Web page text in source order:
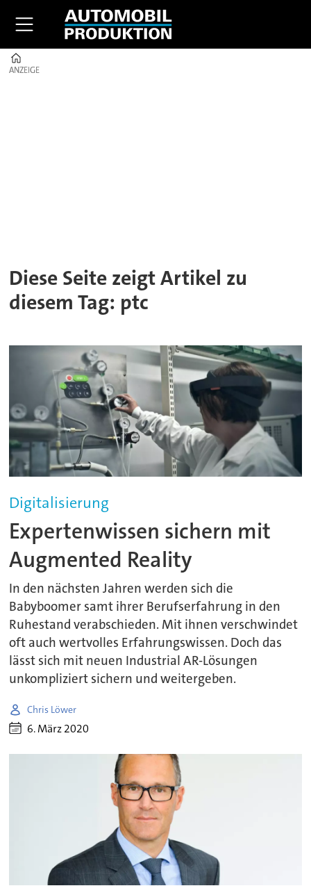
ANZEIGE
ANZEIGE
Diese Seite zeigt Artikel zu
diesem Tag: ptc
Digitalisierung
Expertenwissen sichern mit
Augmented Reality
In den nächsten Jahren werden sich die
Babyboomer samt ihrer Berufserfahrung in den
Ruhestand verabschieden. Mit ihnen verschwindet
oft auch wertvolles Erfahrungswissen. Doch das
lässt sich mit neuen Industrial AR-Lösungen
unkompliziert sichern und weitergeben.
Chris Löwer
6. März 2020